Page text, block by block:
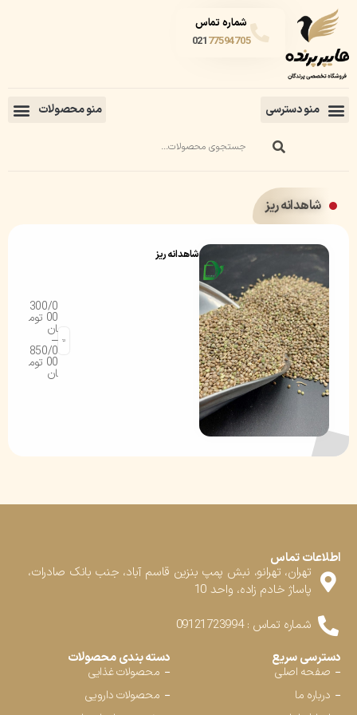
شماره تماس
02177594705
شاهدانه ریز
شاهدانه ریز
300/0
00 توم
ان
–
850/0
00 توم
ان
اطلاعات تماس
تهران، تهرانو، نبش پمپ بنزین قاسم آباد، جنب بانک صادرات،
پاساژ خادم زاده، واحد 10
شماره تماس : 09121723994
دسترسی سریع
صفحه اصلی
درباره ما
دسته بندی محصولات
محصولات غذایی
محصولات دارویی